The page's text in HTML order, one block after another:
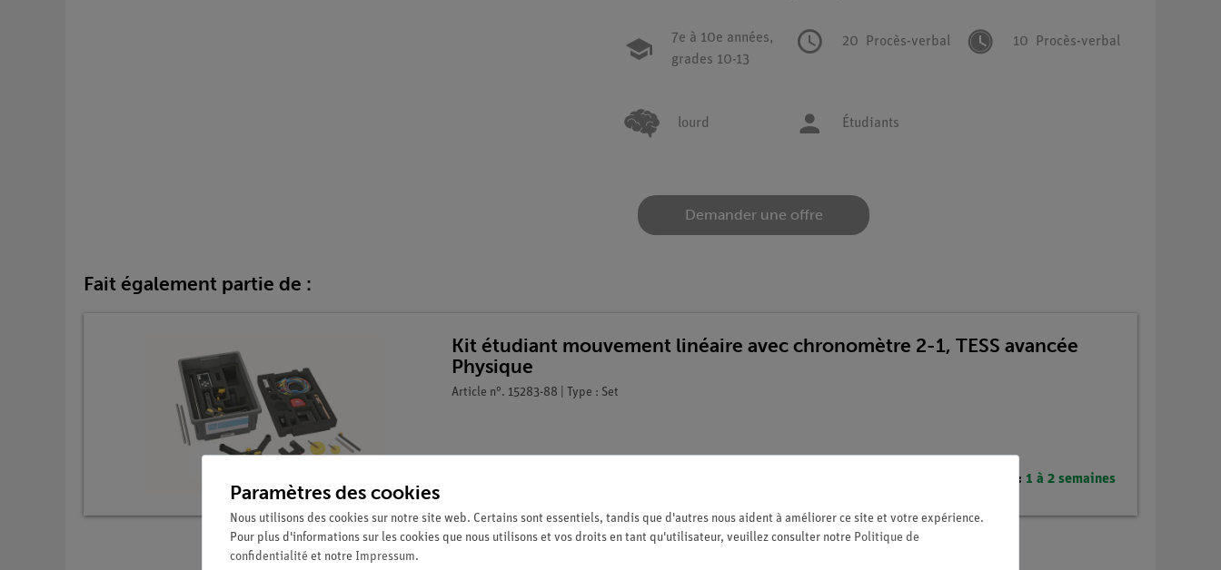
7e à 10e années,
grades 10-13
20 Procès-verbal 10 Procès-verbal
lourd Étudiants
Demander une offre
Fait également partie de :
Kit étudiant mouvement linéaire avec chronomètre 2-1, TESS avancée
Physique
Article n°. 15283-88 | Type : Set
Délai de livraison : 1 à 2 semaines
Paramètres des cookies
Nous utilisons des cookies sur notre site web. Certains sont essentiels, tandis que d'autres nous aident à améliorer ce site et votre expérience.
Pour plus d'informations sur les cookies que nous utilisons et vos droits en tant qu'utilisateur, veuillez consulter notre Politique de
confidentialité et notre Impressum.